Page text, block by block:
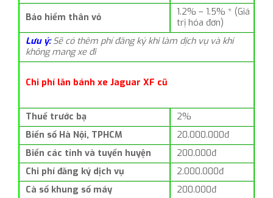
Bảo hiểm thân vỏ
1.2% – 1.5% * (Giá
trị hóa đơn)
Lưu ý: Sẽ có thêm phí đăng ký khi làm dịch vụ và khi
không mang xe đi
Chi phí lăn bánh xe Jaguar XF cũ
Thuế trước bạ
2%
Biển số Hà Nội, TPHCM
20.000.000đ
Biển các tỉnh và tuyến huyện
200.000đ
Chi phí đăng ký dịch vụ
2.000.000đ
Cà số khung số máy
200.000đ